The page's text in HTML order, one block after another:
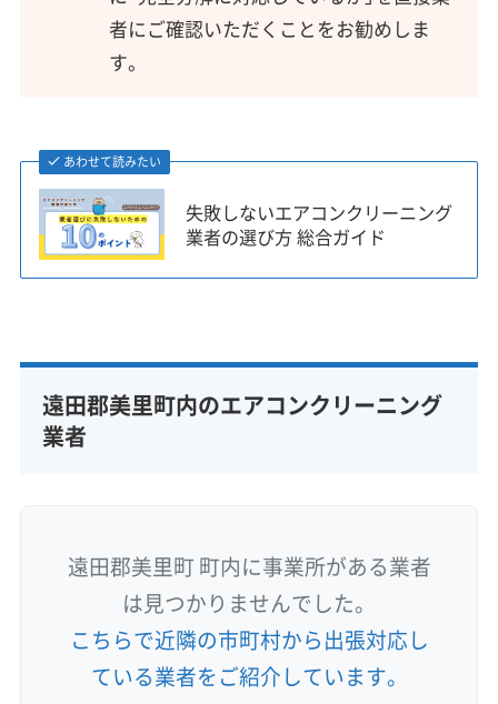
者にご確認いただくことをお勧めしま
す。
あわせて読みたい
失敗しないエアコンクリーニング
業者の選び方 総合ガイド
遠田郡美里町内のエアコンクリーニング
業者
遠田郡美里町 町内に事業所がある業者
は見つかりませんでした。
こちらで近隣の市町村から出張対応し
ている業者をご紹介しています。